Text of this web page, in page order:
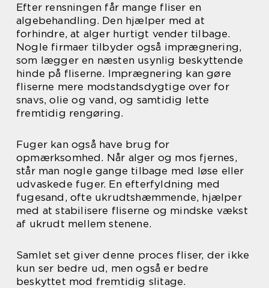
Efter rensningen får mange fliser en
algebehandling. Den hjælper med at
forhindre, at alger hurtigt vender tilbage.
Nogle firmaer tilbyder også imprægnering,
som lægger en næsten usynlig beskyttende
hinde på fliserne. Imprægnering kan gøre
fliserne mere modstandsdygtige over for
snavs, olie og vand, og samtidig lette
fremtidig rengøring.
Fuger kan også have brug for
opmærksomhed. Når alger og mos fjernes,
står man nogle gange tilbage med løse eller
udvaskede fuger. En efterfyldning med
fugesand, ofte ukrudtshæmmende, hjælper
med at stabilisere fliserne og mindske vækst
af ukrudt mellem stenene.
Samlet set giver denne proces fliser, der ikke
kun ser bedre ud, men også er bedre
beskyttet mod fremtidig slitage.